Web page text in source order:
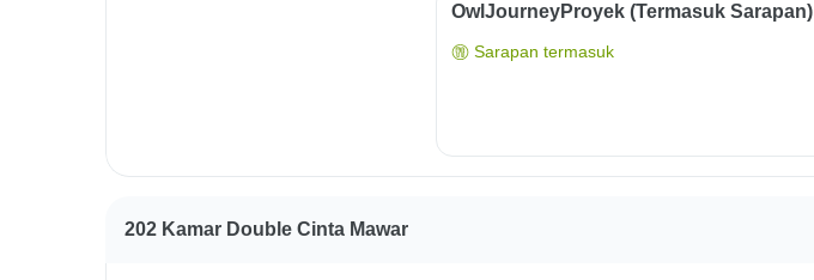
OwlJourneyProyek (Termasuk Sarapan)
Sarapan termasuk
202 Kamar Double Cinta Mawar